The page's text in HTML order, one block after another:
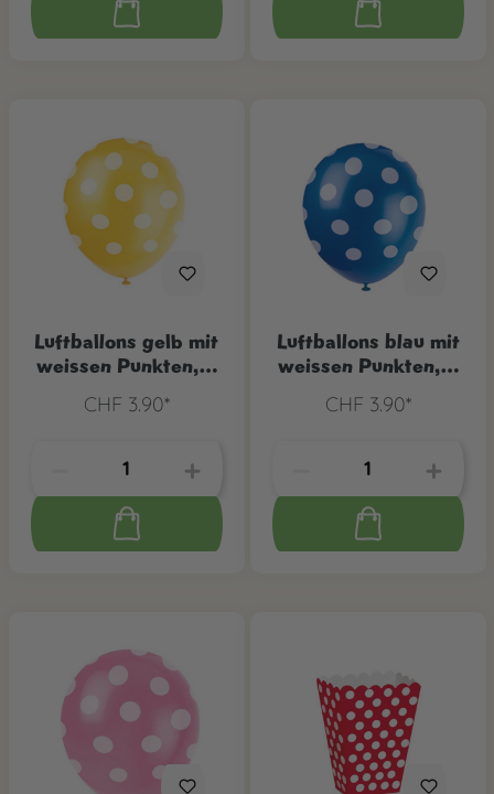
Luftballons gelb mit
weissen Punkten, 6
CHF 3.90*
Luftballons blau mit
weissen Punkten, 6
CHF 3.90*